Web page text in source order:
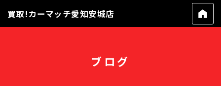
買取!カーマッチ愛知安城店
ブログ